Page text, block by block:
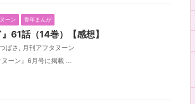
ーン 青年まんが
61話（14巻）【感想】
ばさ , 月刊アフタヌーン
ーン』6月号に掲載 ...